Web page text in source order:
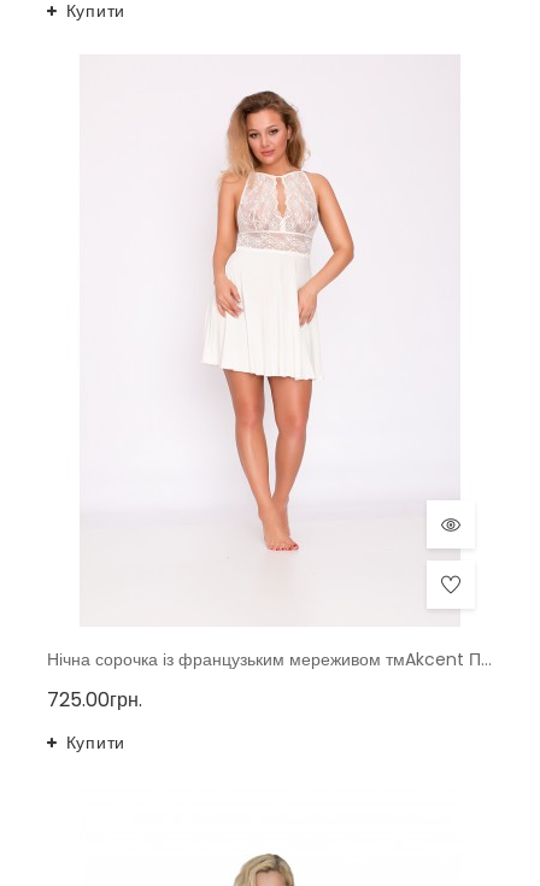
Купити
Нічна сорочка із французьким мереживом тмAkcent Польща
725.00грн.
Купити